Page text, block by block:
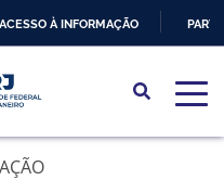
ACESSO À INFORMAÇÃO